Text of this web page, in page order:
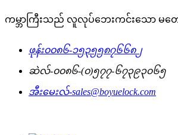
ကမ္ဘာကြီးသည် လူလုပ်ဘေးကင်းသော မတေ
ဖုန်း၀၀၈၆-၁၅၃၅၅၈၇၆၆၈၂
ဆဲလ်-၀၀၈၆-(၀)၅၇၇-၆၇၃၉၃၀၆၅
အီးမေးလ်-sales@boyuelock.com